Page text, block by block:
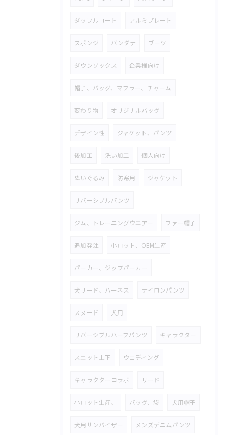
ダッフルコート アルミプレート
スポンジ バンダナ ブーツ
ダウンソックス 企業様向け
帽子、バッグ、マフラー、チャーム
変わり物 オリジナルバッグ
デザイン性 ジャケット、パンツ
後加工 洗い加工 個人向け
ぬいぐるみ 防寒用 ジャケット
リバーシブルパンツ
ジム、トレーニングウエアー ファー帽子
追加発注 小ロット、OEM生産
パーカー、ジップパーカー
犬リード、ハーネス ナイロンパンツ
スヌード 犬用
リバーシブルハーフパンツ キャラクター
スエット上下 ウェディング
キャラクターコラボ リード
小ロット生産、 バッグ、袋 犬用帽子
犬用サンバイザー メンズデニムパンツ